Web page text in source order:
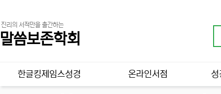
진리의 서적만을 출간하는
말씀보존학회
메인 메뉴
한글킹제임스성경 온라인서점 성